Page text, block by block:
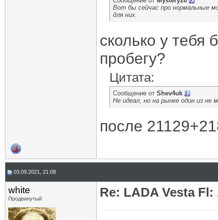
Вот бы сейчас про нормальные
для них.
сколько у тебя
пробегу?
Цитата:
Сообщение от Shev4uk
Не идеал, но на рынке один из не
после
03.09.2021, 21:08
white
Продвинутый Re: LADA Vesta